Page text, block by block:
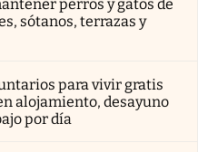
perros y gatos de
sótanos, terrazas y
para vivir gratis
alojamiento, desayuno
por día